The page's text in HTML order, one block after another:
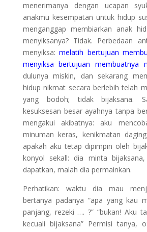
menerimanya dengan ucapan
anakmu kesempatan untuk hidup
menganggap membiarkan anak
menyiksanya? Tidak. Perbedaan
menyiksa:melatih bertujuan
menyiksa bertujuan membuatnya
dulunya miskin, dan sekarang
hidup nikmat secara berlebih telah
yang bodoh; tidak bijaksana.
kesuksesan besar ayahnya tanpa
mengakui akibatnya: aku
minuman keras, kenikmatan
apakah aku tetap dipimpin oleh
konyol sekall: dia minta
dapatkan, malah dia permainkan.
Perhatikan: waktu dia mau
bertanya padanya “apa yang kau
panjang, rezeki …. ?” “bukan! Aku
kecuali bijaksana” Permisi tanya,